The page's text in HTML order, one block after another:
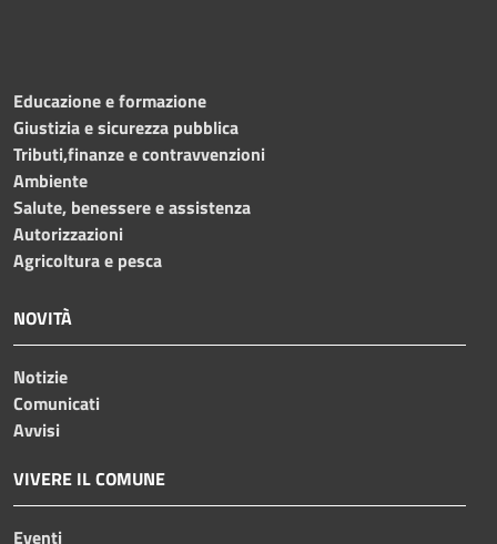
Educazione e formazione
Giustizia e sicurezza pubblica
Tributi,finanze e contravvenzioni
Ambiente
Salute, benessere e assistenza
Autorizzazioni
Agricoltura e pesca
NOVITÀ
Notizie
Comunicati
Avvisi
VIVERE IL COMUNE
Eventi